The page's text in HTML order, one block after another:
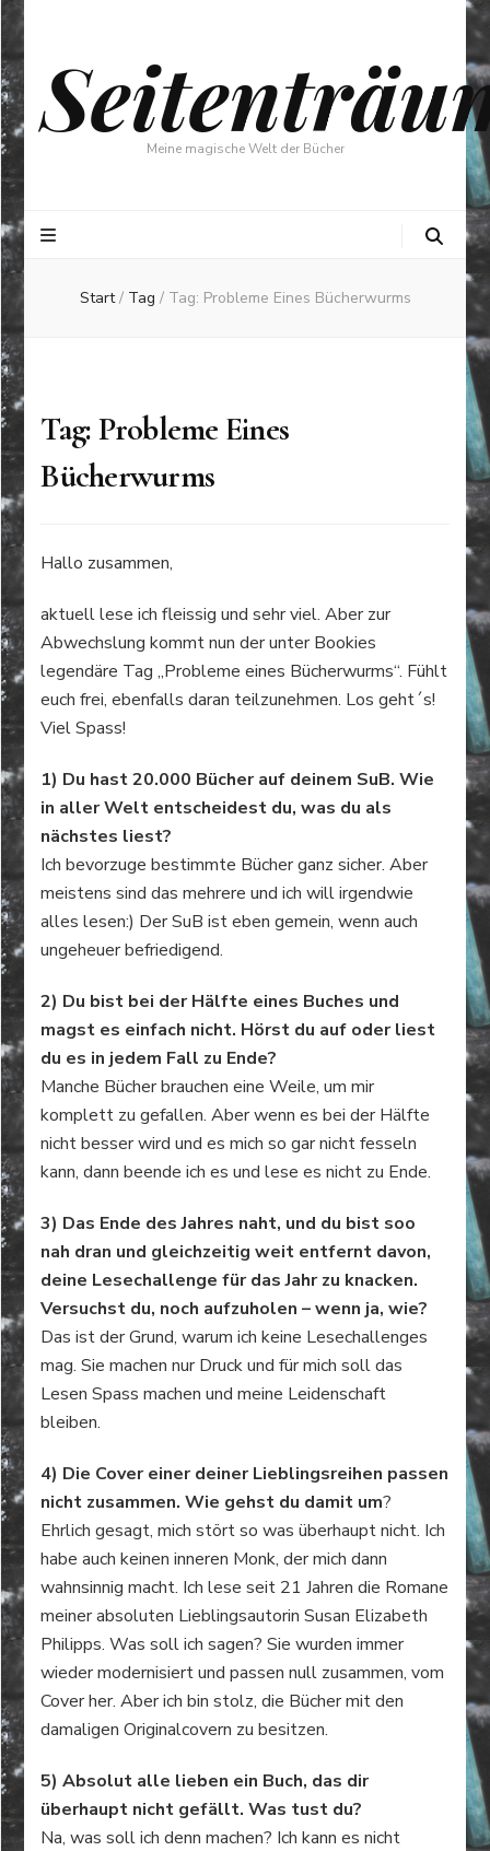
Meine magische Welt der Bücher
Start / Tag / Tag: Probleme Eines Bücherwurms
Tag: Probleme Eines
Bücherwurms
Hallo zusammen,
aktuell lese ich fleissig und sehr viel. Aber zur
Abwechslung kommt nun der unter Bookies
legendäre Tag „Probleme eines Bücherwurms“. Fühlt
euch frei, ebenfalls daran teilzunehmen. Los geht´s!
Viel Spass!
1) Du hast 20.000 Bücher auf deinem SuB. Wie
in aller Welt entscheidest du, was du als
nächstes liest?
Ich bevorzuge bestimmte Bücher ganz sicher. Aber
meistens sind das mehrere und ich will irgendwie
alles lesen:) Der SuB ist eben gemein, wenn auch
ungeheuer befriedigend.
2) Du bist bei der Hälfte eines Buches und
magst es einfach nicht. Hörst du auf oder liest
du es in jedem Fall zu Ende?
Manche Bücher brauchen eine Weile, um mir
komplett zu gefallen. Aber wenn es bei der Hälfte
nicht besser wird und es mich so gar nicht fesseln
kann, dann beende ich es und lese es nicht zu Ende.
3) Das Ende des Jahres naht, und du bist soo
nah dran und gleichzeitig weit entfernt davon,
deine Lesechallenge für das Jahr zu knacken.
Versuchst du, noch aufzuholen – wenn ja, wie?
Das ist der Grund, warum ich keine Lesechallenges
mag. Sie machen nur Druck und für mich soll das
Lesen Spass machen und meine Leidenschaft
bleiben.
4) Die Cover einer deiner Lieblingsreihen passen
nicht zusammen. Wie gehst du damit um?
Ehrlich gesagt, mich stört so was überhaupt nicht. Ich
habe auch keinen inneren Monk, der mich dann
wahnsinnig macht. Ich lese seit 21 Jahren die Romane
meiner absoluten Lieblingsautorin Susan Elizabeth
Philipps. Was soll ich sagen? Sie wurden immer
wieder modernisiert und passen null zusammen, vom
Cover her. Aber ich bin stolz, die Bücher mit den
damaligen Originalcovern zu besitzen.
5) Absolut alle lieben ein Buch, das dir
überhaupt nicht gefällt. Was tust du?
Na, was soll ich denn machen? Ich kann es nicht